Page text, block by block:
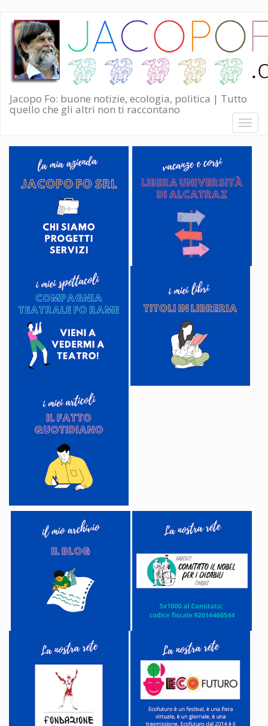
Salta
contenuto
principale
Jacopo Fo: buone notizie, ecologia, politica | Tutto
quello che gli altri non ti raccontano
Toggle